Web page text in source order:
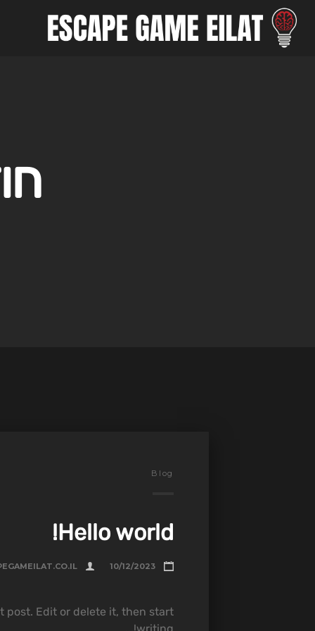
content
Blog
Hello world!
10/12/2023
post. Edit or delete it, then start